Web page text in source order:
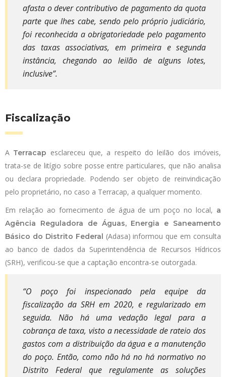
afasta o dever contributivo de pagamento da quota
parte que lhes cabe, sendo pelo próprio judiciário,
foi reconhecida a obrigatoriedade pelo pagamento
das taxas associativas, em primeira e segunda
instância, chegando ao leilão de alguns lotes,
inclusive”.
Fiscalização
A Terracap esclareceu que, a respeito do leilão dos imóveis,
trata-se de litígio sobre posse entre particulares, que não analisa
ou declara propriedade. Podendo ser objeto de reinvindicação
pelo proprietário, no caso a Terracap, a qualquer momento.
Em relação ao fornecimento de água de um poço no local, a
Agência Reguladora de Águas, Energia e Saneamento
Básico do Distrito Federal (Adasa) informou que em consulta
ao banco de dados da Superintendência de Recursos Hídricos
(SRH), verificou-se que a captação encontra-se outorgada.
“O poço foi inspecionado pela equipe da
fiscalização da SRH em 2020, e regularizado em
seguida. Não há uma vedação legal para a
cobrança de taxa, visto a necessidade de rateio dos
gastos com a distribuição da água e a manutenção
do poço. Então, como não há no há normativo no
Distrito Federal que regulamente as soluções